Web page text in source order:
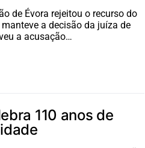
de Évora rejeitou o recurso do
a decisão da juíza de
a acusação…
110 anos de